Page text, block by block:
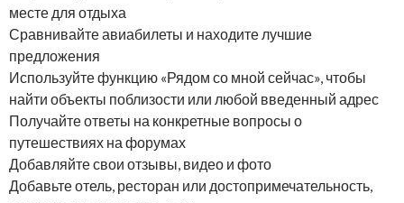
месте для отдыха
Сравнивайте авиабилеты и находите лучшие
предложения
Используйте функцию «Рядом со мной сейчас», чтобы
найти объекты поблизости или любой введенный адрес
Получайте ответы на конкретные вопросы о
путешествиях на форумах
Добавляйте свои отзывы, видео и фото
Добавьте отель, ресторан или достопримечательность,